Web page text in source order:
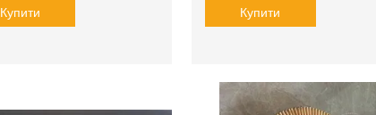
Купити Купити